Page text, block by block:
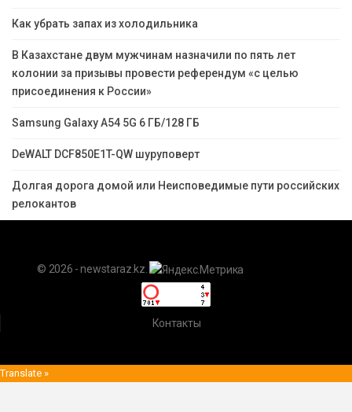
Как убрать запах из холодильника
В Казахстане двум мужчинам назначили по пять лет
колонии за призывы провести референдум «с целью
присоединения к России»
Samsung Galaxy A54 5G 6 ГБ/128 ГБ
DeWALT DCF850E1T-QW шуруповерт
Долгая дорога домой или Неисповедимые пути российских
релокантов
© 2026 - newstaraz.kz.
Контакты
Translate »